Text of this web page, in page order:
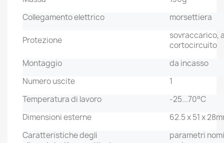
Collegamento elettrico
morsettiera
Protezione
sovraccarico,
cortocircuito
Montaggio
da incasso
Numero uscite
1
Temperatura di lavoro
-25...70°C
Dimensioni esterne
62.5 x 51 x
Caratteristiche degli
parametri